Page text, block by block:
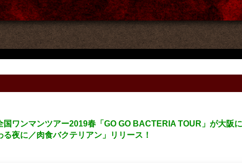
国ワンマンツアー2019春「GO GO BACTERIA TOUR」が大阪
夜に／肉食バクテリアン」リリース！